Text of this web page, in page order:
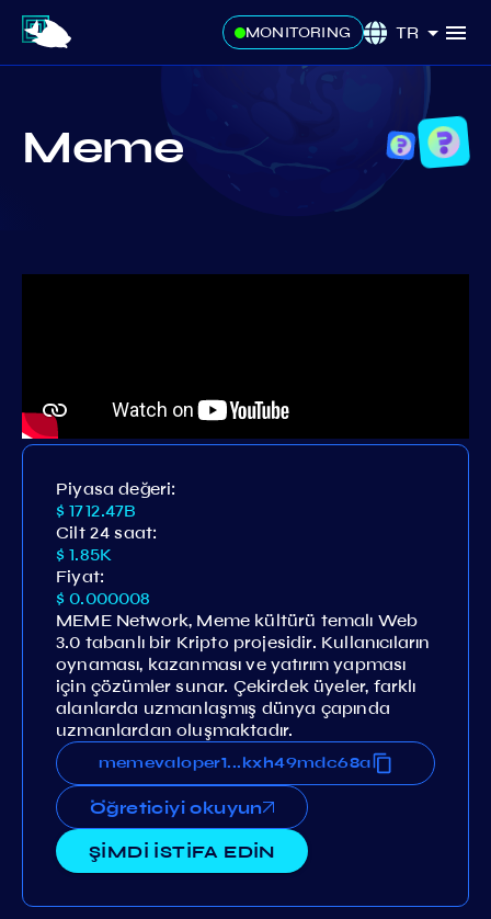
MONITORING TR
Meme
Piyasa değeri:
$ 1712.47B
Cilt 24 saat:
$ 1.85K
Fiyat:
$ 0.000008
MEME Network, Meme kültürü temalı Web
3.0 tabanlı bir Kripto projesidir. Kullanıcıların
oynaması, kazanması ve yatırım yapması
için çözümler sunar. Çekirdek üyeler, farklı
alanlarda uzmanlaşmış dünya çapında
uzmanlardan oluşmaktadır.
...
Öğreticiyi okuyun
ŞİMDİ İSTİFA EDİN